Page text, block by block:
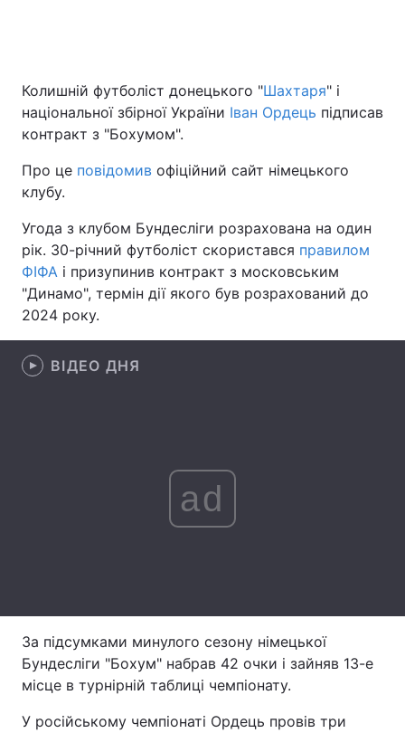
Головна
Україна Політика
Світ
Спорт
Техно і зв'язок
Зброя Інциденти
Здоров'я
Цікавинки
Статті
Контакти
Послуги
Колишній футболіст донецького "Шахтаря" і
національної збірної України Іван Ордець підписав
контракт з "Бохумом".
Про це повідомив офіційний сайт німецького
клубу.
Угода з клубом Бундесліги розрахована на один
рік. 30-річний футболіст скористався правилом
ФІФА і призупинив контракт з московським
"Динамо", термін дії якого був розрахований до
2024 року.
ВІДЕО ДНЯ
ad
За підсумками минулого сезону німецької
Бундесліги "Бохум" набрав 42 очки і зайняв 13-е
місце в турнірній таблиці чемпіонату.
У російському чемпіонаті Ордець провів три